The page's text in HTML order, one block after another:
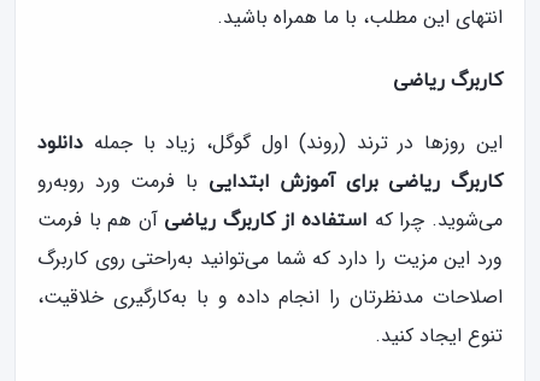
انتهای این مطلب، با ما همراه باشید.
کاربرگ ریاضی
این روزها در ترند (روند) اول گوگل، زیاد با جمله دانلود
کاربرگ ریاضی برای آموزش ابتدایی با فرمت ورد روبه‌رو
می‌شوید. چرا که استفاده از کاربرگ ریاضی آن هم با فرمت
ورد این مزیت را دارد که شما می‌توانید به‌راحتی روی کاربرگ
اصلاحات مدنظرتان را انجام داده و با به‌کارگیری خلاقیت،
تنوع ایجاد کنید.